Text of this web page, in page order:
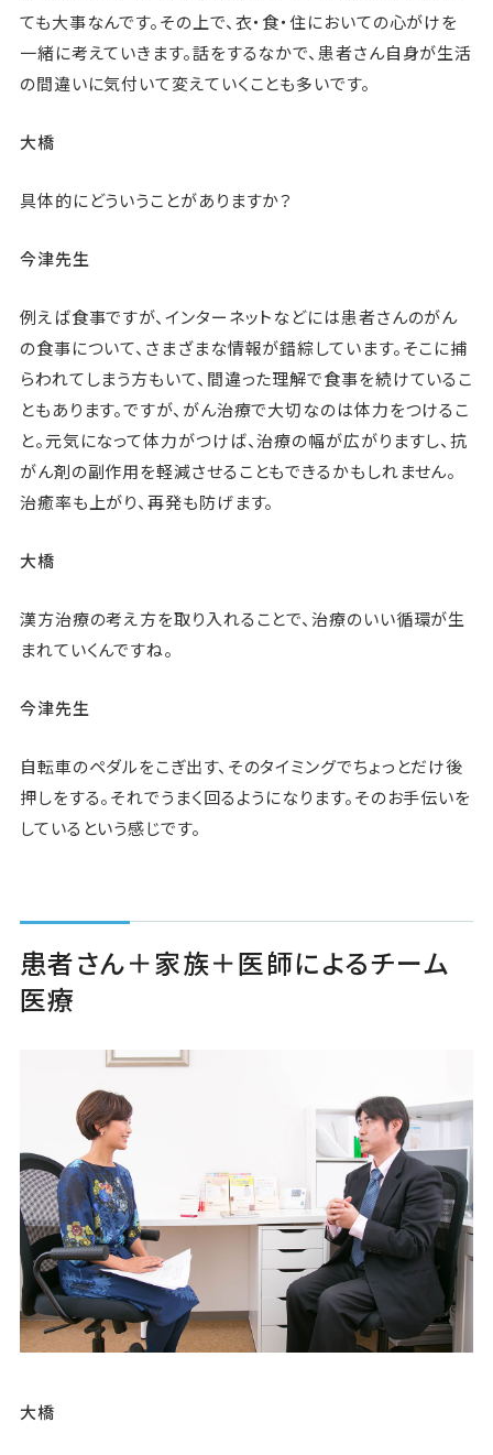
ても大事なんです。その上で、衣・食・住においての心がけを
一緒に考えていきます。話をするなかで、患者さん自身が生活
の間違いに気付いて変えていくことも多いです。
大橋
具体的にどういうことがありますか？
今津先生
例えば食事ですが、インターネットなどには患者さんのがん
の食事について、さまざまな情報が錯綜しています。そこに捕
らわれてしまう方もいて、間違った理解で食事を続けているこ
ともあります。ですが、がん治療で大切なのは体力をつけるこ
と。元気になって体力がつけば、治療の幅が広がりますし、抗
がん剤の副作用を軽減させることもできるかもしれません。
治癒率も上がり、再発も防げます。
大橋
漢方治療の考え方を取り入れることで、治療のいい循環が生
まれていくんですね。
今津先生
自転車のペダルをこぎ出す、そのタイミングでちょっとだけ後
押しをする。それでうまく回るようになります。そのお手伝いを
しているという感じです。
患者さん＋家族＋医師によるチーム
医療
大橋